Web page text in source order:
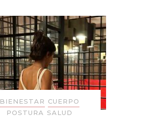
BIENESTAR CUERPO
POSTURA SALUD